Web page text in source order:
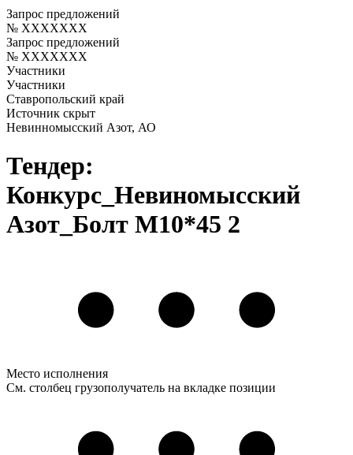
Запрос предложений
№ XXXXXXX
Запрос предложений
№ XXXXXXX
Участники
Участники
Ставропольский край
Источник скрыт
Невинномысский Азот, АО
Тендер:
Конкурс_Невиномысский
Азот_Болт М10*45 2
Место исполнения
См. столбец грузополучатель на вкладке позиции